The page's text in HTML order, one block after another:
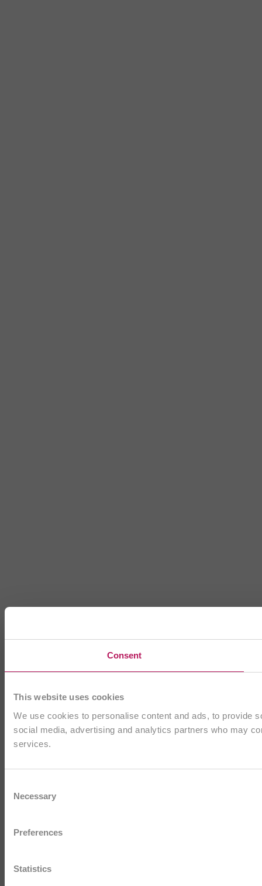
Consent
This website uses cookies
We use cookies to personalise content and ads, to provide
social media, advertising and analytics partners who may
services.
Selection
Necessary
Preferences
Statistics